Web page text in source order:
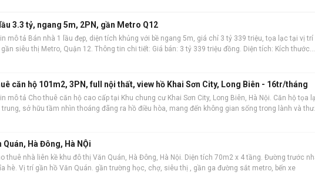
3.3 tỷ, ngang 5m, 2PN, gần Metro Q12
mô tả Bán nhà 1 lầu đẹp, diện tích khủng với bề ngang 5m, giá chỉ 3 tỷ 339 triệu, tọa lạc tại vị trí
siêu thị Metro, Quận 12. Thông tin chi tiết: Giá bán: 3 tỷ 339 triệu đồng. Diện tích: Kích thước
căn hộ 101m2, 3PN, full nội thất, view hồ Khai Sơn City, Long Biên - 16tr/tháng
mô tả Cho thuê căn hộ cao cấp tại Khu chung cư Khai Sơn City, Long Biên, Hà Nội. Căn hộ tọa
sở hữu tầm nhìn thoáng đãng ra hồ điều hòa, mang đến không gian sống trong lành và thư
Hà Đông, Hà NỘi
thuê nhà liên kề khu đô thị Văn Quán, Hà Đông, Hà Nội. Diện tích 70m2 x 4 tầng. Đường trước
hè. Vị trí gần hồ Văn Quán. gần trường học, chợ, siêu thị , gần ga đường sắt metro, bến xe